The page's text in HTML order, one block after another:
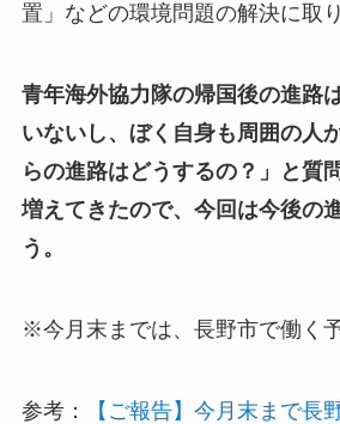
置」などの環境問題の解決に取り
青年海外協力隊の帰国後の進路
いないし、ぼく自身も周囲の人
らの進路はどうするの？」と質
増えてきたので、今回は今後の
う。
※今月末までは、長野市で働く
参考：
【ご報告】今月末まで長